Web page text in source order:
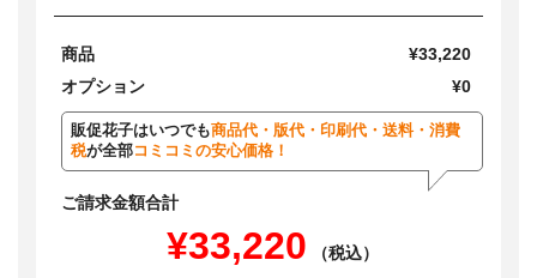
商品
¥33,220
オプション
¥0
販促花子はいつでも商品代・版代・印刷代・送料・消費
税が全部コミコミの安心価格！
ご請求金額合計
¥33,220
（税込）